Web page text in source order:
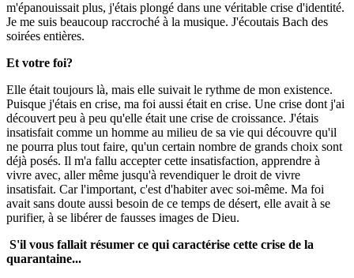
m'épanouissait plus, j'étais plongé dans une véritable crise d'identité.
Je me suis beaucoup raccroché à la musique. J'écoutais Bach des
soirées entières.
Et votre foi?
Elle était toujours là, mais elle suivait le rythme de mon existence.
Puisque j'étais en crise, ma foi aussi était en crise. Une crise dont j'ai
découvert peu à peu qu'elle était une crise de croissance. J'étais
insatisfait comme un homme au milieu de sa vie qui découvre qu'il
ne pourra plus tout faire, qu'un certain nombre de grands choix sont
déjà posés. Il m'a fallu accepter cette insatisfaction, apprendre à
vivre avec, aller même jusqu'à revendiquer le droit de vivre
insatisfait. Car l'important, c'est d'habiter avec soi-même. Ma foi
avait sans doute aussi besoin de ce temps de désert, elle avait à se
purifier, à se libérer de fausses images de Dieu.
S'il vous fallait résumer ce qui caractérise cette crise de la
quarantaine...